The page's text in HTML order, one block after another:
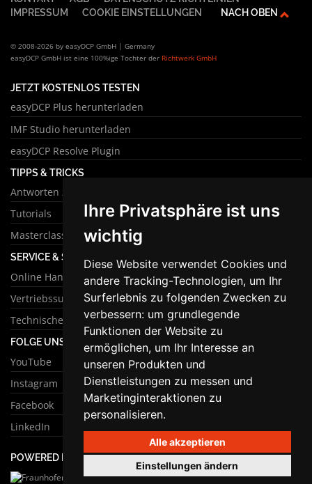
Ihre Privatsphäre ist uns
wichtig
Diese Website verwendet Cookies und
andere Tracking-Technologien, um Ihr
Surferlebnis zu folgenden Zwecken zu
verbessern: um grundlegende
Funktionen der Website zu
ermöglichen, um Ihr Interesse an
unseren Produkten und
Dienstleistungen zu messen und
Marketinginteraktionen zu
personalisieren.
Alle akzeptieren
Einstellungen ändern
IMPRESSUM
COOKIE EINSTELLUNGEN NACH OBEN
© 2008-2026 by easyDCP GmbH | Germany
easyDCP GmbH ist eine 100%ige Tochter der Richtwerk GmbH
JETZT KOSTENLOS TESTEN
easyDCP Plus herunterladen
IMF Studio herunterladen
easyDCP Resolve Plugin
TIPPS & TRICKS
Antworten zu häufigen Fragen
Tutorials
Masterclass
SERVICE & SUPPORT
Online Handbuch
Vertriebssupport
Technischer Support
FOLGE UNS
YouTube
Instagram
Facebook
LinkedIn
POWERED BY